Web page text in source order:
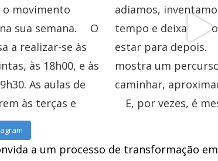
a um processo de transformação em